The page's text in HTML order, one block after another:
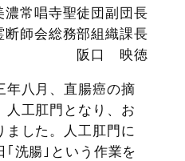
濃常唱寺聖徒団副団長
断師会総務部組織課長
阪口 映徳
年八月、直腸癌の摘
人工肛門となり、お
ました。人工肛門に
｢洗腸｣という作業を